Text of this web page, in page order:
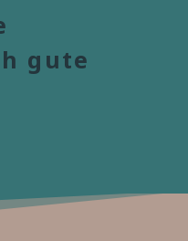
gute